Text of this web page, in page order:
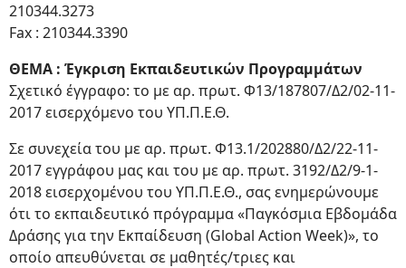
210344.3273
Fax : 210344.3390
ΘΕΜΑ : Έγκριση Εκπαιδευτικών Προγραμμάτων
Σχετικό έγγραφο: το με αρ. πρωτ. Φ13/187807/Δ2/02-11-
2017 εισερχόμενο του ΥΠ.Π.Ε.Θ.
Σε συνεχεία του με αρ. πρωτ. Φ13.1/202880/Δ2/22-11-
2017 εγγράφου μας και του με αρ. πρωτ. 3192/Δ2/9-1-
2018 εισερχομένου του ΥΠ.Π.Ε.Θ., σας ενημερώνουμε
ότι το εκπαιδευτικό πρόγραμμα «Παγκόσμια Εβδομάδα
Δράσης για την Εκπαίδευση (Global Action Week)», το
οποίο απευθύνεται σε μαθητές/τριες και